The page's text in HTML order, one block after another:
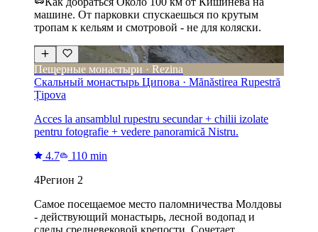
машине. От парковки спускаешься по крутым
тропам к кельям и смотровой - не для коляски.
Пещерные монастыри · Rezina
Скальный монастырь Ципова · Mănăstirea Rupestră
Țipova
Acces la ansamblul rupestru secundar + chilii izolate
pentru fotografie + vedere panoramică Nistru.
4.7
110 min
4Регион 2
Самое посещаемое место паломничества Молдовы
- действующий монастырь, лесной водопад и